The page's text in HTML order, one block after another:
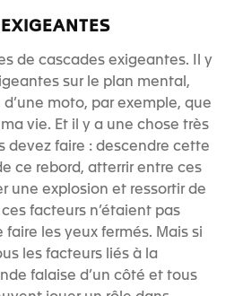
de cascades exigeantes. Il y
sur le plan mental,
moto, par exemple, que
vie. Et il y a une chose très
devez faire : descendre cette
ce rebord, atterrir entre ces
une explosion et ressortir de
facteurs n’étaient pas
faire les yeux fermés. Mais si
les facteurs liés à la
falaise d’un côté et tous